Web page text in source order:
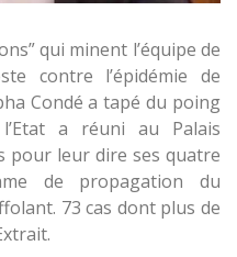
qui minent l’équipe de
contre l’épidémie de
Condé a tapé du poing
a réuni au Palais
pour leur dire ses quatre
de propagation du
73 cas dont plus de